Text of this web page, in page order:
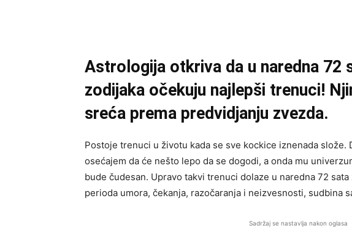
Astrologija otkriva da u naredna 72
zodijaka očekuju najlepši trenuci!
sreća prema predvidjanju zvezda.
Postoje trenuci u životu kada se sve kockice iznenada slože.
osećajem da će nešto lepo da se dogodi, a onda mu
bude čudesan. Upravo takvi trenuci dolaze u naredna 72
perioda umora, čekanja, razočaranja i neizvesnosti, sudbina
Sadržaj se nastavlja nakon oglasa